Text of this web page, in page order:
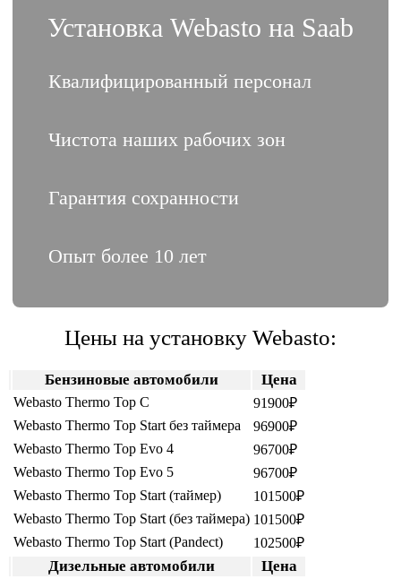
Установка Webasto на Saab
Квалифицированный персонал
Чистота наших рабочих зон
Гарантия сохранности
Опыт более 10 лет
Цены на установку Webasto:
Бензиновые автомобили Цена
Webasto Thermo Top C
91900₽
Webasto Thermo Top Start без таймера
96900₽
Webasto Thermo Top Evo 4
96700₽
Webasto Thermo Top Evo 5
96700₽
Webasto Thermo Top Start (таймер)
101500₽
Webasto Thermo Top Start (без таймера) 101500₽
Webasto Thermo Top Start (Pandеct)
102500₽
Дизельные автомобили Цена